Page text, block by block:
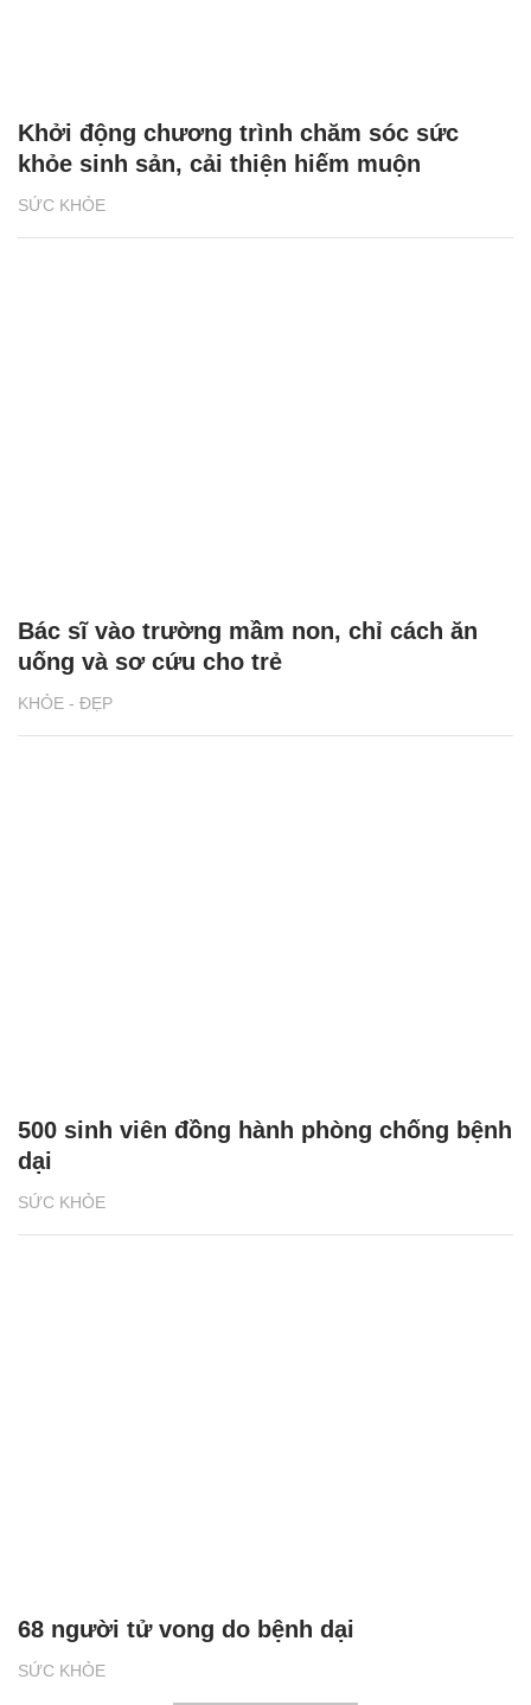
SỨC KHỎE
Khởi động chương trình chăm sóc sức
khỏe sinh sản, cải thiện hiếm muộn
KHỎE - ĐẸP
Bác sĩ vào trường mầm non, chỉ cách ăn
uống và sơ cứu cho trẻ
SỨC KHỎE
500 sinh viên đồng hành phòng chống bệnh
dại
SỨC KHỎE
68 người tử vong do bệnh dại